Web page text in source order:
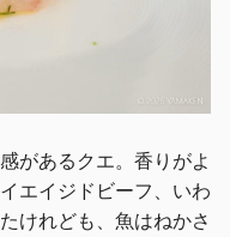
があるクエ。香りがよ
エイジドビーフ、いわ
けれども、魚はねかさ